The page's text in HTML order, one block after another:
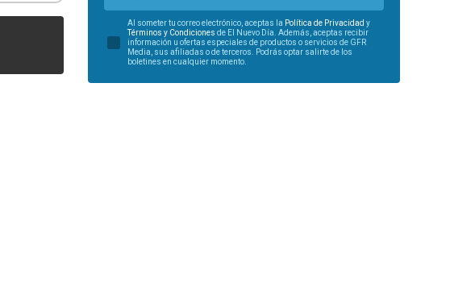
Al someter tu correo electrónico, aceptas la Política de Privacidad y
Términos y Condiciones de El Nuevo Día. Además, aceptas recibir
información u ofertas especiales de productos o servicios de GFR
Media, sus afiliadas o de terceros. Podrás optar salirte de los
boletines en cualquier momento.